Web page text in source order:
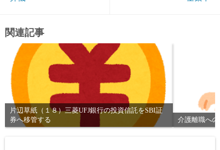
関連記事
片辺草紙（１８）三菱UFJ銀行の投資信託をSBI証
券へ移管する
介護離職へ